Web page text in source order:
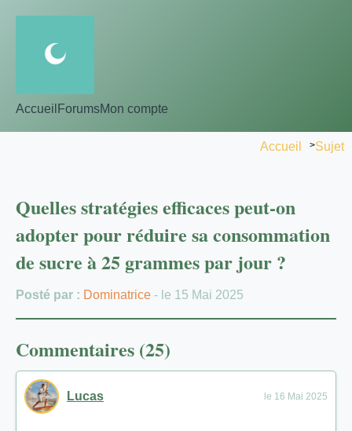
Accueil ForumsMon compte
Accueil >Sujet
Quelles stratégies efficaces peut-on
adopter pour réduire sa consommation
de sucre à 25 grammes par jour ?
Posté par : Dominatrice - le 15 Mai 2025
Commentaires (25)
Lucas le 16 Mai 2025